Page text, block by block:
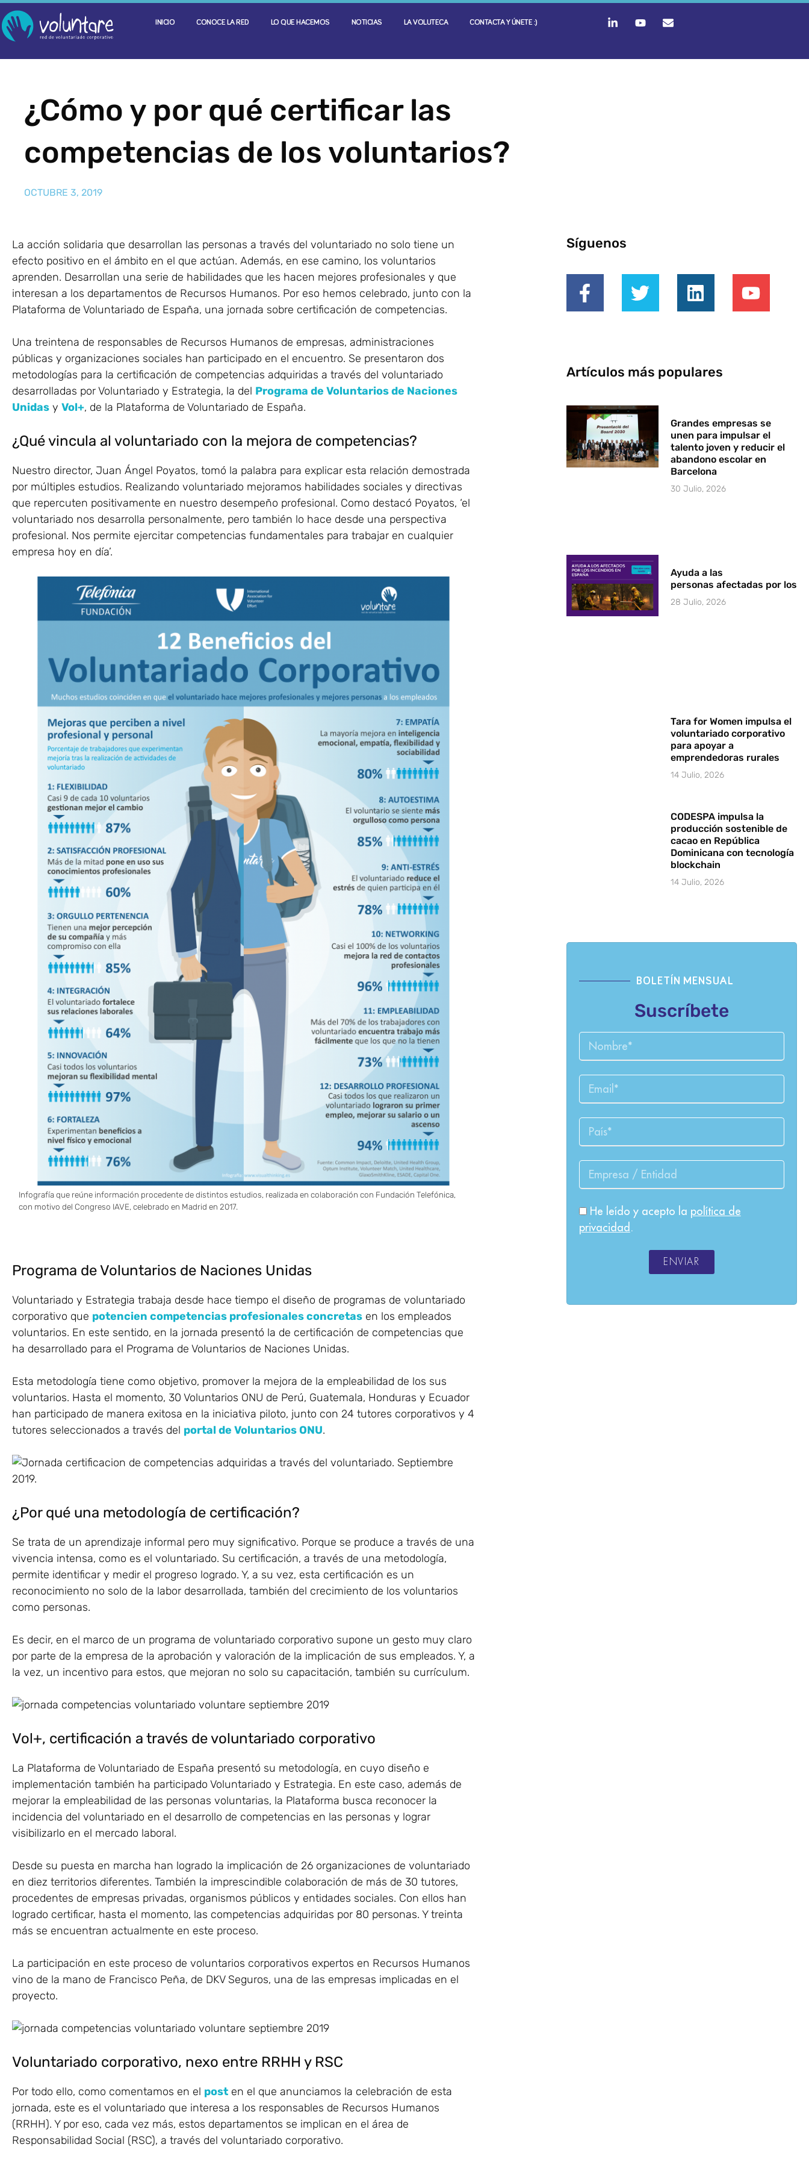
INICIO CONOCE LA RED LO QUE HACEMOS NOTICIAS LA VOLUTECA CONTACTA Y ÚNETE :)
¿Cómo y por qué certificar las
competencias de los voluntarios?
OCTUBRE 3, 2019
La acción solidaria que desarrollan las personas a través del voluntariado no solo tiene un
efecto positivo en el ámbito en el que actúan. Además, en ese camino, los voluntarios
aprenden. Desarrollan una serie de habilidades que les hacen mejores profesionales y que
interesan a los departamentos de Recursos Humanos. Por eso hemos celebrado, junto con la
Plataforma de Voluntariado de España, una jornada sobre certificación de competencias.
Una treintena de responsables de Recursos Humanos de empresas, administraciones
públicas y organizaciones sociales han participado en el encuentro. Se presentaron dos
metodologías para la certificación de competencias adquiridas a través del voluntariado
desarrolladas por Voluntariado y Estrategia, la del Programa de Voluntarios de Naciones
Unidas y Vol+, de la Plataforma de Voluntariado de España.
¿Qué vincula al voluntariado con la mejora de competencias?
Nuestro director, Juan Ángel Poyatos, tomó la palabra para explicar esta relación demostrada
por múltiples estudios. Realizando voluntariado mejoramos habilidades sociales y directivas
que repercuten positivamente en nuestro desempeño profesional. Como destacó Poyatos, ‘el
voluntariado nos desarrolla personalmente, pero también lo hace desde una perspectiva
profesional. Nos permite ejercitar competencias fundamentales para trabajar en cualquier
empresa hoy en día’.
Infografía que reúne información procedente de distintos estudios, realizada en colaboración con Fundación Telefónica,
con motivo del Congreso IAVE, celebrado en Madrid en 2017.
Programa de Voluntarios de Naciones Unidas
Voluntariado y Estrategia trabaja desde hace tiempo el diseño de programas de voluntariado
corporativo que potencien competencias profesionales concretas en los empleados
voluntarios. En este sentido, en la jornada presentó la de certificación de competencias que
ha desarrollado para el Programa de Voluntarios de Naciones Unidas.
Esta metodología tiene como objetivo, promover la mejora de la empleabilidad de los sus
voluntarios. Hasta el momento, 30 Voluntarios ONU de Perú, Guatemala, Honduras y Ecuador
han participado de manera exitosa en la iniciativa piloto, junto con 24 tutores corporativos y 4
tutores seleccionados a través del portal de Voluntarios ONU.
¿Por qué una metodología de certificación?
Se trata de un aprendizaje informal pero muy significativo. Porque se produce a través de una
vivencia intensa, como es el voluntariado. Su certificación, a través de una metodología,
permite identificar y medir el progreso logrado. Y, a su vez, esta certificación es un
reconocimiento no solo de la labor desarrollada, también del crecimiento de los voluntarios
como personas.
Es decir, en el marco de un programa de voluntariado corporativo supone un gesto muy claro
por parte de la empresa de la aprobación y valoración de la implicación de sus empleados. Y, a
la vez, un incentivo para estos, que mejoran no solo su capacitación, también su currículum.
Vol+, certificación a través de voluntariado corporativo
La Plataforma de Voluntariado de España presentó su metodología, en cuyo diseño e
implementación también ha participado Voluntariado y Estrategia. En este caso, además de
mejorar la empleabilidad de las personas voluntarias, la Plataforma busca reconocer la
incidencia del voluntariado en el desarrollo de competencias en las personas y lograr
visibilizarlo en el mercado laboral.
Desde su puesta en marcha han logrado la implicación de 26 organizaciones de voluntariado
en diez territorios diferentes. También la imprescindible colaboración de más de 30 tutores,
procedentes de empresas privadas, organismos públicos y entidades sociales. Con ellos han
logrado certificar, hasta el momento, las competencias adquiridas por 80 personas. Y treinta
más se encuentran actualmente en este proceso.
La participación en este proceso de voluntarios corporativos expertos en Recursos Humanos
vino de la mano de Francisco Peña, de DKV Seguros, una de las empresas implicadas en el
proyecto.
Voluntariado corporativo, nexo entre RRHH y RSC
Por todo ello, como comentamos en el post en el que anunciamos la celebración de esta
jornada, este es el voluntariado que interesa a los responsables de Recursos Humanos
(RRHH). Y por eso, cada vez más, estos departamentos se implican en el área de
Responsabilidad Social (RSC), a través del voluntariado corporativo.
Síguenos
Artículos más populares
Grandes empresas se
unen para impulsar el
talento joven y reducir el
abandono escolar en
Barcelona
30 Julio, 2026
Ayuda a las
personas afectadas por los
28 Julio, 2026
Tara for Women impulsa el
voluntariado corporativo
para apoyar a
emprendedoras rurales
14 Julio, 2026
CODESPA impulsa la
producción sostenible de
cacao en República
Dominicana con tecnología
blockchain
14 Julio, 2026
BOLETÍN MENSUAL
Suscríbete
He leído y acepto la política de
privacidad .
ENVIAR